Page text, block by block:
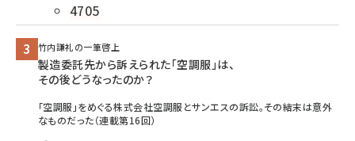
4705
竹内謙礼の一筆啓上
製造委託先から訴えられた「空調服」は、
その後どうなったのか？
「空調服」をめぐる株式会社空調服とサンエスの訴訟。その結末は意外
なものだった（連載第16回）